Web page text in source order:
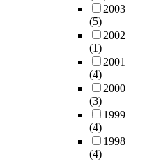
2003
(5)
2002
(1)
2001
(4)
2000
(3)
1999
(4)
1998
(4)